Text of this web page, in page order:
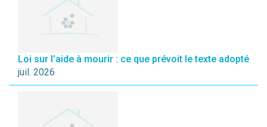
Loi sur l’aide à mourir : ce que prévoit le texte adopté
juil. 2026